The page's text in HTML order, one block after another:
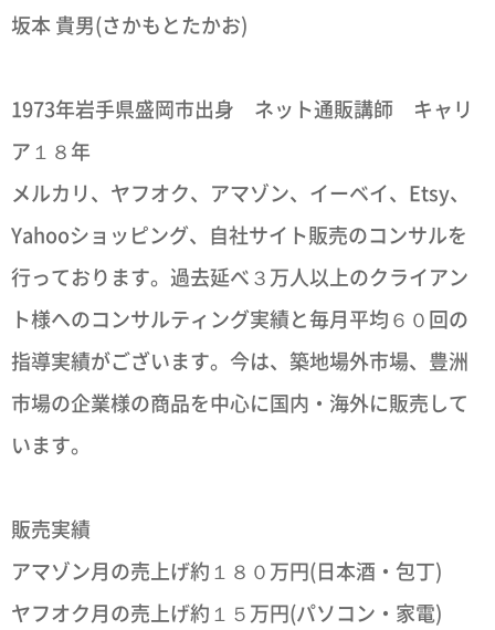
坂本 貴男(さかもとたかお)
1973年岩手県盛岡市出身 ネット通販講師 キャリ
ア１８年
メルカリ、ヤフオク、アマゾン、イーベイ、Etsy、
Yahooショッピング、自社サイト販売のコンサルを
行っております。過去延べ３万人以上のクライアン
ト様へのコンサルティング実績と毎月平均６０回の
指導実績がございます。今は、築地場外市場、豊洲
市場の企業様の商品を中心に国内・海外に販売して
います。
販売実績
アマゾン月の売上げ約１８０万円(日本酒・包丁)
ヤフオク月の売上げ約１５万円(パソコン・家電)